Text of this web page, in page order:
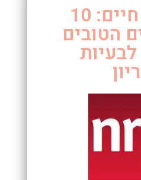
עושים חיים: 10
הטובים